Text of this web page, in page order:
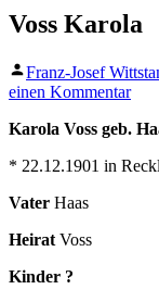
Voss Karola
Veröffentlicht
von
Franz-Josef
einen Kommentarzu
Karola Voss geb.
* 22.12.1901 in
Vater Haas
Heirat Voss
Kinder ?